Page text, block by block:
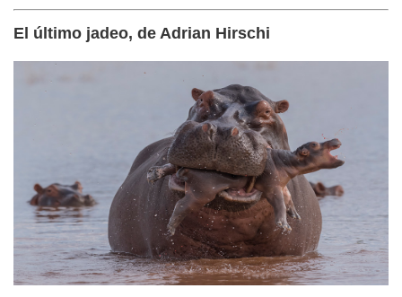
El último jadeo, de Adrian Hirschi